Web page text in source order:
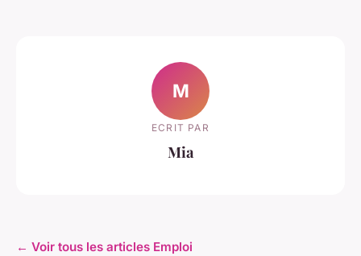
M
ECRIT PAR
Mia
← Voir tous les articles Emploi